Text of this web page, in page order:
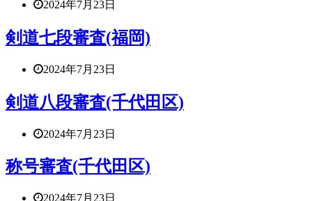
2024年7月23日
剣道七段審査(福岡)
2024年7月23日
剣道八段審査(千代田区)
2024年7月23日
称号審査(千代田区)
2024年7月23日